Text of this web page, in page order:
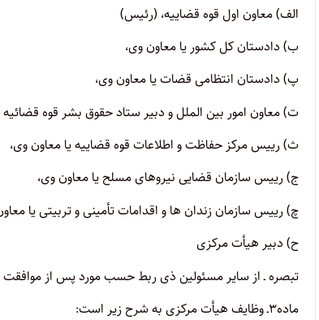
الف) معاون اول قوه قضاییه، (رئیس)
ب) دادستان کل کشور یا معاون وی،
پ) دادستان انتظامی قضات یا معاون وی،
ت) معاون امور بین الملل و دبیر ستاد حقوق بشر قوه قضائیه
ث) رییس مرکز حفاظت و اطلاعات قوه قضاییه یا معاون وی،
ج) رییس سازمان قضایی نیروهای مسلح یا معاون وی،
چ) رییس سازمان زندان ها و اقدامات تأمینی و تربیتی یا
ح) دبیر هیأت مرکزی
تبصره ـ از سایر مسئولین ذی ربط حسب مورد پس از
ماده۳ـ وظایف هیأت مرکزی به شرح زیر است: